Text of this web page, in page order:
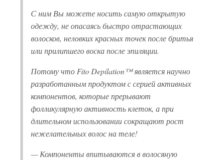
С ним Вы можете носить самую открытую
одежду, не опасаясь быстро отрастающих
волосков, неловких красных точек после бритья
или прилипшего воска после эпиляции.
Потому что Fito Depilation™ является научно
разработанным продуктом с серией активных
компонентов, которые прерывают
фолликулярную активность клеток, а при
длительном использовании сокращают рост
нежелательных волос на теле!
— Компоненты впитываются в волосяную